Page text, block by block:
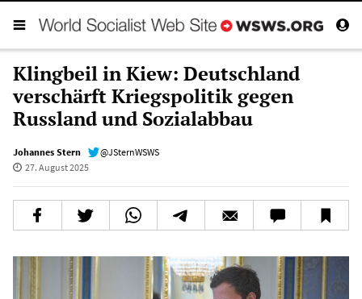
Klingbeil in Kiew: Deutschland
verschärft Kriegspolitik gegen
Russland und Sozialabbau
Johannes Stern
@JSternWSWS
27. August 2025